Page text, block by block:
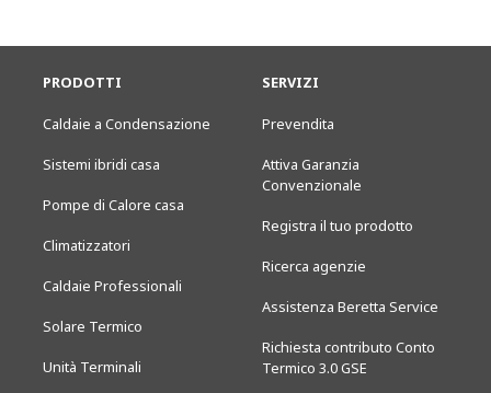
PRODOTTI
Caldaie a Condensazione
Sistemi ibridi casa
Pompe di Calore casa
Climatizzatori
Caldaie Professionali
Solare Termico
Unità Terminali
SERVIZI
Prevendita
Attiva Garanzia
Convenzionale
Registra il tuo prodotto
Ricerca agenzie
Assistenza Beretta Service
Richiesta contributo Conto
Termico 3.0 GSE